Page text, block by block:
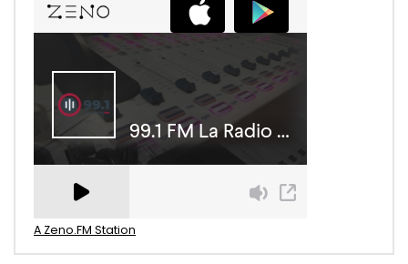
A Zeno.FM Station